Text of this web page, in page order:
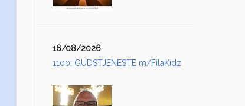
16/08/2026
1100: GUDSTJENESTE m/FilaKidz